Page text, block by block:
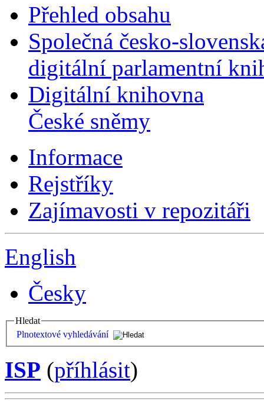
Přehled obsahu
Společná česko-
digitální parlamentní
Digitální knihovna
České sněmy
Informace
Rejstříky
Zajímavosti v repozitáři
English
Česky
Hledat
Plnotextové vyhledávání
ISP (příhlásit)